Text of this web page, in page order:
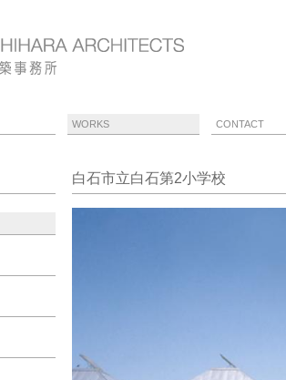
WORKS CONTACT
白石市立白石第2小学校